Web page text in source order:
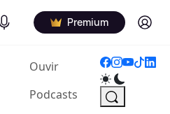
Podcasts Premium Log in
Ouvir(current)
Podcasts